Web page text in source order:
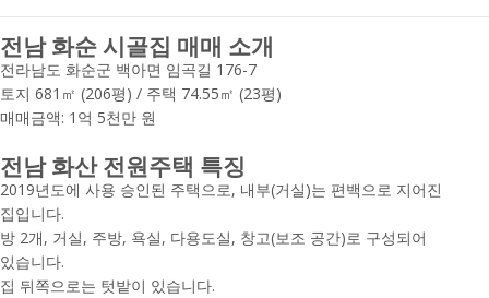
전남 화순 시골집 매매 소개
전라남도 화순군 백아면 임곡길 176-7
토지 681㎡ (206평) / 주택 74.55㎡ (23평)
매매금액: 1억 5천만 원
전남 화산 전원주택 특징
2019년도에 사용 승인된 주택으로, 내부(거실)는 편백으로 지어진
집입니다.
방 2개, 거실, 주방, 욕실, 다용도실, 창고(보조 공간)로 구성되어
있습니다.
집 뒤쪽으로는 텃밭이 있습니다.